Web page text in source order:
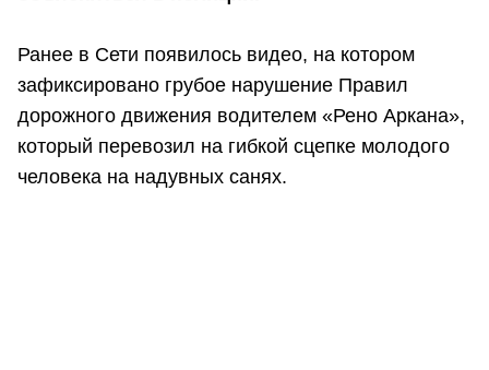
Ранее в Сети появилось видео, на котором
зафиксировано грубое нарушение Правил
дорожного движения водителем «Рено Аркана»,
который перевозил на гибкой сцепке молодого
человека на надувных санях.